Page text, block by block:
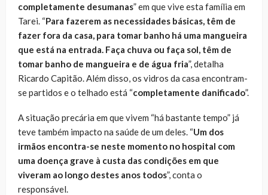
completamente desumanas” em que vive esta família em
Tarei. “Para fazerem as necessidades básicas, têm de
fazer fora da casa, para tomar banho há uma mangueira
que está na entrada. Faça chuva ou faça sol, têm de
tomar banho de mangueira e de água fria”, detalha
Ricardo Capitão. Além disso, os vidros da casa encontram-
se partidos e o telhado está “completamente danificado”.
A situação precária em que vivem “há bastante tempo” já
teve também impacto na saúde de um deles. “Um dos
irmãos encontra-se neste momento no hospital com
uma doença grave à custa das condições em que
viveram ao longo destes anos todos”, conta o
responsável.